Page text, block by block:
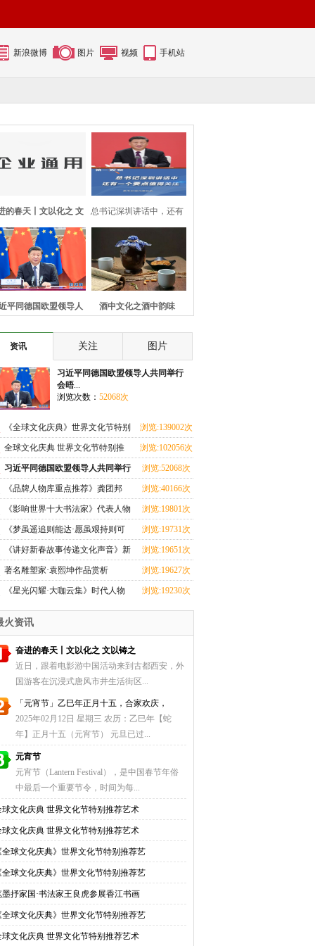
新浪微博 图片 视频 手机站
的春天丨文以化之 文
以铸之
总书记深圳讲话中，还有
一个要点值得
平同德国欧盟领导人 酒中文化之酒中韵味
资讯 关注 图片
习近平同德国欧盟领导人共同举行
会晤...
浏览次数： 52068次
《全球文化庆典》世界文化节特别
推荐艺术家·张
浏览:139002次
全球文化庆典 世界文化节特别推
荐艺术家·刘满闪
浏览:102056次
习近平同德国欧盟领导人共同举行
会晤
浏览:52068次
《品牌人物库重点推荐》龚团邦 浏览:40166次
《影响世界十大书法家》代表人物
·杨翰儒特别报
浏览:19801次
《梦虽遥追则能达·愿虽艰持则可
圆》艺术家·王
浏览:19731次
《讲好新春故事传递文化声音》新
春代表人物·唐
浏览:19651次
著名雕塑家·袁熙坤作品赏析 浏览:19627次
《星光闪耀·大咖云集》时代人物
马西美
浏览:19230次
火资讯
奋进的春天丨文以化之 文以铸之
近日，跟着电影游中国活动来到古都西安，外
国游客在沉浸式唐风市井生活街区...
「元宵节」乙巳年正月十五，合家欢庆，
2025年02月12日 星期三 农历：乙巳年【蛇
年】正月十五（元宵节） 元旦已过...
元宵节
元宵节（Lantern Festival），是中国春节年俗
中最后一个重要节令，时间为每...
球文化庆典 世界文化节特别推荐艺术
球文化庆典 世界文化节特别推荐艺术
全球文化庆典》世界文化节特别推荐艺
全球文化庆典》世界文化节特别推荐艺
墨抒家国·书法家王良虎参展香江书画
全球文化庆典》世界文化节特别推荐艺
球文化庆典 世界文化节特别推荐艺术